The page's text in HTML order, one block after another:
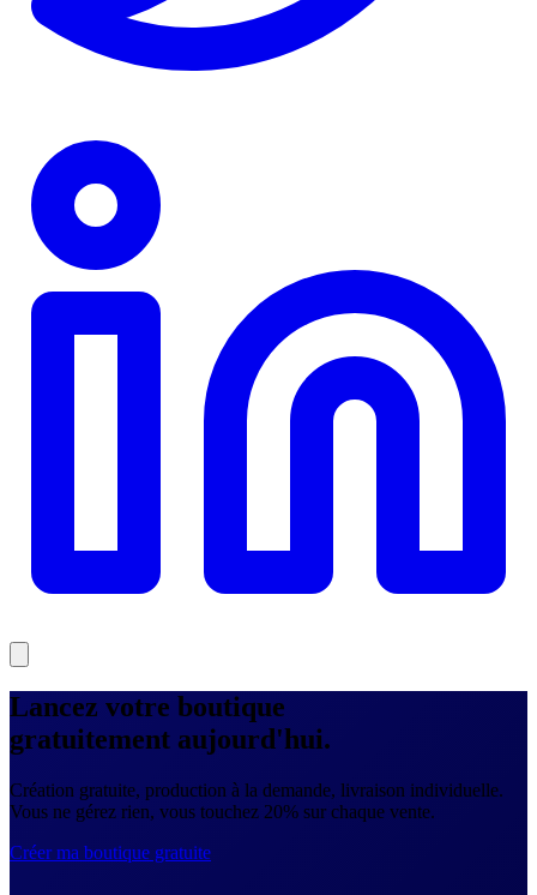
Lancez votre boutique
gratuitement aujourd'hui.
Création gratuite, production à la demande, livraison individuelle.
Vous ne gérez rien, vous touchez 20% sur chaque vente.
Créer ma boutique gratuite